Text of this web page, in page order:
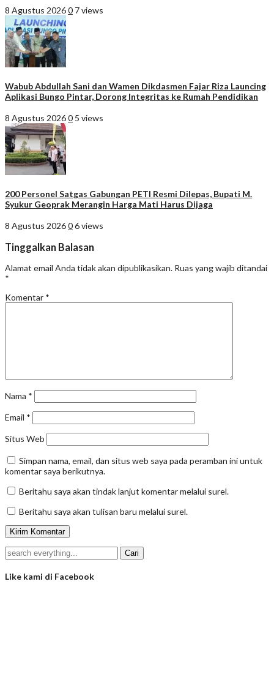
8 Agustus 20260 7 views
Wabub Abdullah Sani dan Wamen Dikdasmen Fajar Riza Launcing
Aplikasi Bungo Pintar, Dorong Integritas ke Rumah Pendidikan
8 Agustus 20260 5 views
200 Personel Satgas Gabungan PETI Resmi Dilepas, Bupati M.
Syukur Geoprak Merangin Harga Mati Harus Dijaga
8 Agustus 202606 views
Tinggalkan Balasan
Alamat email Anda tidak akan dipublikasikan. Ruas yang wajib ditandai
*
Komentar *
Nama *
Email *
Situs Web
Simpan nama, email, dan situs web saya pada peramban ini untuk
komentar saya berikutnya.
Beritahu saya akan tindak lanjut komentar melalui surel.
Beritahu saya akan tulisan baru melalui surel.
Like kami di Facebook